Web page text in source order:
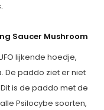
Saucer Mushroom
lijkende hoedje,
De paddo ziet er niet
is de paddo met de
Psilocybe soorten,